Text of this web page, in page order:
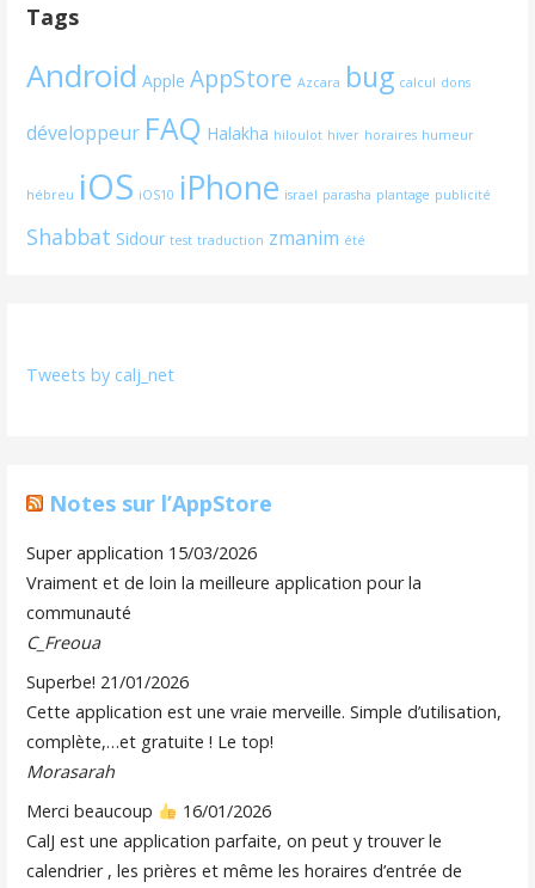
Tags
Android Apple AppStore Azcara bug calcul dons
développeur FAQ Halakha hiloulot hiver horaires humeur
hébreu iOS iOS10 iPhone israel parasha plantage publicité
Shabbat Sidour test traduction zmanim été
Tweets by calj_net
Notes sur l’AppStore
Super application 15/03/2026
Vraiment et de loin la meilleure application pour la
communauté
C_Freoua
Superbe! 21/01/2026
Cette application est une vraie merveille. Simple d’utilisation,
complète,…et gratuite ! Le top!
Morasarah
Merci beaucoup
16/01/2026
CalJ est une application parfaite, on peut y trouver le
calendrier , les prières et même les horaires d’entrée de